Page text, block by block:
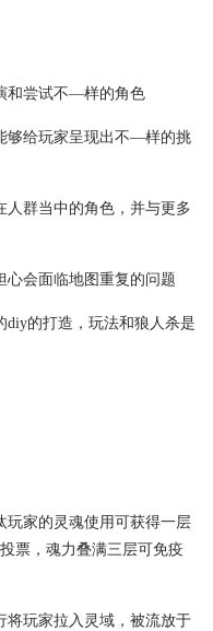
和尝试不—样的角色
够给玩家呈现出不—样的挑
人群当中的角色，并与更多
心会面临地图重复的问题
diy的打造，玩法和狼人杀是
玩家的灵魂使用可获得一层
票，魂力叠满三层可免疫
将玩家拉入灵域，被流放于